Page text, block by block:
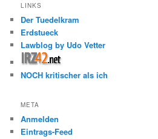
LINKS
Der Tuedelkram
Erdstueck
Lawblog by Udo Vetter
NOCH kritischer als ich
META
Anmelden
Eintrags-Feed